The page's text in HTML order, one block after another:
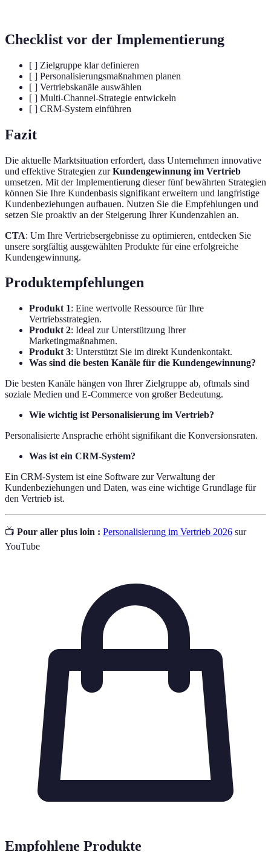
Checklist vor der Implementierung
[ ] Zielgruppe klar definieren
[ ] Personalisierungsmaßnahmen planen
[ ] Vertriebskanäle auswählen
[ ] Multi-Channel-Strategie entwickeln
[ ] CRM-System einführen
Fazit
Die aktuelle Marktsituation erfordert, dass Unternehmen innovative
und effektive Strategien zurKundengewinnung im Vertrieb
umsetzen. Mit der Implementierung dieser fünf bewährten Strategien
können Sie Ihre Kundenbasis signifikant erweitern und langfristige
Kundenbeziehungen aufbauen. Nutzen Sie die Empfehlungen und
setzen Sie proaktiv an der Steigerung Ihrer Kundenzahlen an.
CTA: Um Ihre Vertriebsergebnisse zu optimieren, entdecken Sie
unsere sorgfältig ausgewählten Produkte für eine erfolgreiche
Kundengewinnung.
Produktempfehlungen
Produkt 1: Eine wertvolle Ressource für Ihre
Vertriebsstrategien.
Produkt 2: Ideal zur Unterstützung Ihrer
Marketingmaßnahmen.
Produkt 3: Unterstützt Sie im direkt Kundenkontakt.
Was sind die besten Kanäle für die Kundengewinnung?
Die besten Kanäle hängen von Ihrer Zielgruppe ab, oftmals sind
soziale Medien und E-Commerce von großer Bedeutung.
Wie wichtig ist Personalisierung im Vertrieb?
Personalisierte Ansprache erhöht signifikant die Konversionsraten.
Was ist ein CRM-System?
Ein CRM-System ist eine Software zur Verwaltung der
Kundenbeziehungen und Daten, was eine wichtige Grundlage für
den Vertrieb ist.
📺 Pour aller plus loin : Personalisierung im Vertrieb 2026 sur
YouTube
Empfohlene Produkte